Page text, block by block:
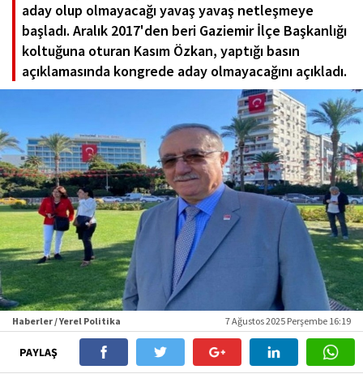
aday olup olmayacağı yavaş yavaş netleşmeye
başladı. Aralık 2017'den beri Gaziemir İlçe Başkanlığı
koltuğuna oturan Kasım Özkan, yaptığı basın
açıklamasında kongrede aday olmayacağını açıkladı.
Haberler / Yerel Politika 7 Ağustos 2025 Perşembe 16:19
PAYLAŞ